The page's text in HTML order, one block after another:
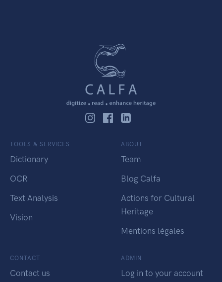
TOOLS & SERVICES
Dictionary
OCR
Text Analysis
Vision
ABOUT
Team
Blog Calfa
Actions for Cultural
Heritage
Mentions légales
CONTACT
Contact us
ADMIN
Log in to your account